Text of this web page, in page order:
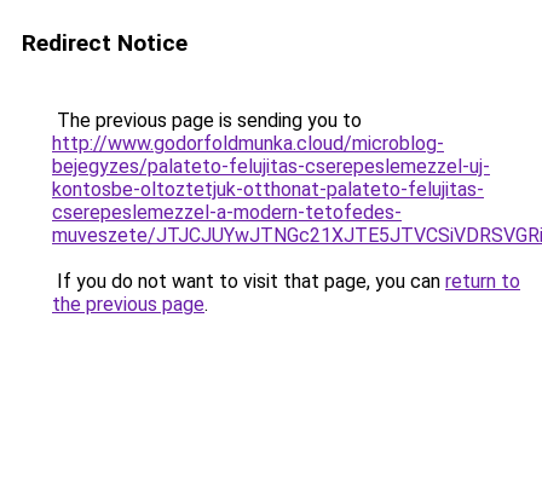
Redirect Notice
The previous page is sending you to
http://www.godorfoldmunka.cloud/microblog-
bejegyzes/palateto-felujitas-cserepeslemezzel-uj-
kontosbe-oltoztetjuk-otthonat-palateto-felujitas-
cserepeslemezzel-a-modern-tetofedes-
muveszete/
If you do not want to visit that page, you can return to
the previous page.